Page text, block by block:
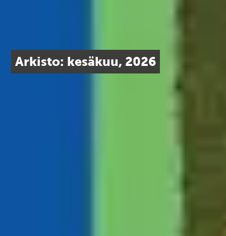
Arkisto: kesäkuu, 2026